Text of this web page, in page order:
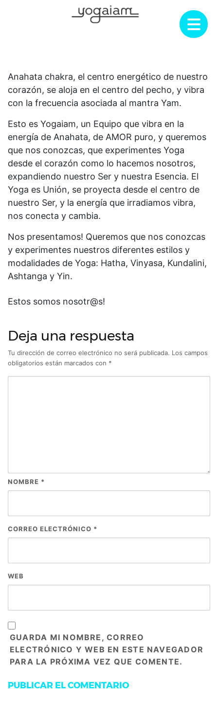
Anahata chakra, el centro energético de nuestro
corazón, se aloja en el centro del pecho, y vibra
con la frecuencia asociada al mantra Yam.
Esto es Yogaiam, un Equipo que vibra en la
energía de Anahata, de AMOR puro, y queremos
que nos conozcas, que experimentes Yoga
desde el corazón como lo hacemos nosotros,
expandiendo nuestro Ser y nuestra Esencia. El
Yoga es Unión, se proyecta desde el centro de
nuestro Ser, y la energía que irradiamos vibra,
nos conecta y cambia.
Nos presentamos! Queremos que nos conozcas
y experimentes nuestros diferentes estilos y
modalidades de Yoga: Hatha, Vinyasa, Kundalini,
Ashtanga y Yin.
Estos somos nosotr@s!
Deja una respuesta
Tu dirección de correo electrónico no será publicada. Los campos
obligatorios están marcados con *
NOMBRE *
CORREO ELECTRÓNICO *
WEB
GUARDA MI NOMBRE, CORREO
ELECTRÓNICO Y WEB EN ESTE NAVEGADOR
PARA LA PRÓXIMA VEZ QUE COMENTE.